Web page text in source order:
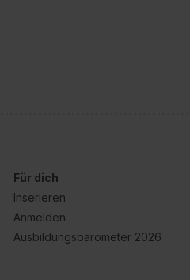
Für dich
Inserieren
Anmelden
Ausbildungsbarometer 2026